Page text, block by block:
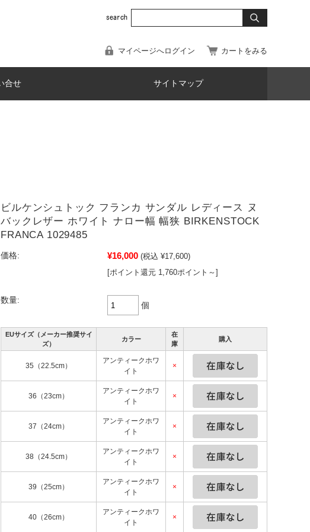
マイページへログイン カートをみる
合せ サイトマップ
ビルケンシュトック フランカ サンダル レディース ヌ
バックレザー ホワイト ナロー幅 幅狭 BIRKENSTOCK
FRANCA 1029485
価格: ¥16,000 (税込 ¥17,600)
[ポイント還元 1,760ポイント～]
数量:
個
EUサイズ（メーカー推奨サイ
ズ）
カラー
在
庫
購入
35（22.5cm）
アンティークホワ
イト
×
36（23cm）
アンティークホワ
イト
×
37（24cm）
アンティークホワ
イト
×
38（24.5cm）
アンティークホワ
イト
×
39（25cm）
アンティークホワ
イト
×
40（26cm）
アンティークホワ
イト
×